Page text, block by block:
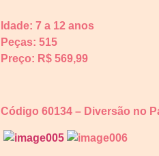
Idade: 7 a 12 anos
Peças: 515
Preço: R$ 569,99
Código 60134 – Diversão no